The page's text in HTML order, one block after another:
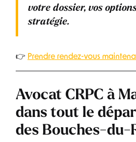
votre dossier, vos
stratégie.
👉 Prendre rendez-vous
Avocat CRPC à
dans tout le
des Bouches-du-